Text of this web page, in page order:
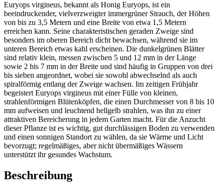
Euryops virgineus, bekannt als Honig Euryops, ist ein
beeindruckender, vielverzweigter immergrüner Strauch, der Höhen
von bis zu 3,5 Metern und eine Breite von etwa 1,5 Metern
erreichen kann. Seine charakteristischen geraden Zweige sind
besonders im oberen Bereich dicht bewachsen, während sie im
unteren Bereich etwas kahl erscheinen. Die dunkelgrünen Blätter
sind relativ klein, messen zwischen 5 und 12 mm in der Länge
sowie 2 bis 7 mm in der Breite und sind häufig in Gruppen von drei
bis sieben angeordnet, wobei sie sowohl abwechselnd als auch
spiralförmig entlang der Zweige wachsen. Im zeitigen Frühjahr
begeistert Euryops virgineus mit einer Fülle von kleinen,
strahlenförmigen Blütenköpfen, die einen Durchmesser von 8 bis 10
mm aufweisen und leuchtend hellgelb strahlen, was ihn zu einer
attraktiven Bereicherung in jedem Garten macht. Für die Anzucht
dieser Pflanze ist es wichtig, gut durchlässigen Boden zu verwenden
und einen sonnigen Standort zu wählen, da sie Wärme und Licht
bevorzugt; regelmäßiges, aber nicht übermäßiges Wässern
unterstützt ihr gesundes Wachstum.
Beschreibung